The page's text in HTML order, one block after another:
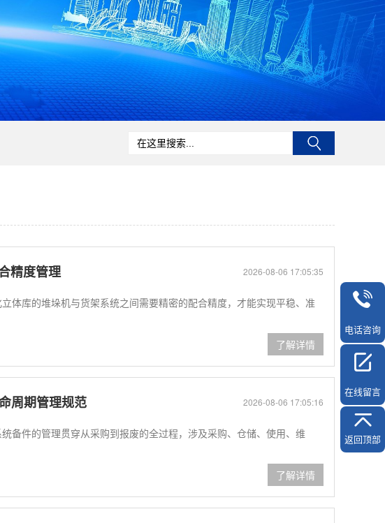
2026-08-06 17:05:35
精度管理
体库的堆垛机与货架系统之间需要精密的配合精度，才能实现平稳、准
了解详情
2026-08-06 17:05:16
周期管理规范
备件的管理贯穿从采购到报废的全过程，涉及采购、仓储、使用、维
了解详情
电话咨询
在线留言
返回顶部